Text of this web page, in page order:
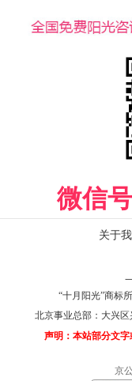
微信号
关于
“十月阳光”商标
北京事业总部： 大兴
声明：本站部分文字
京